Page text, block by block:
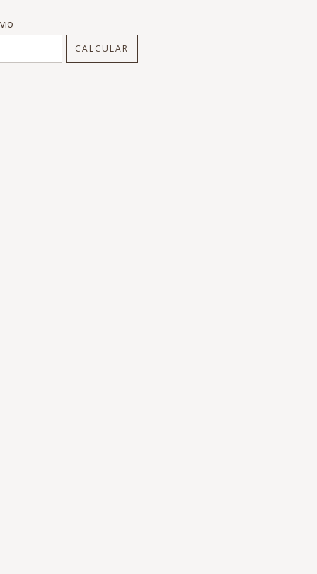
CALCULAR